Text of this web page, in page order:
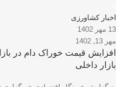
اخبار کشاورزی
13 مهر 1402
مهر 13, 1402
افزایش قیمت خوراک دام در
بازار‌‌ داخلی